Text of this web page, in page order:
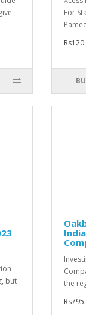
For
but
the